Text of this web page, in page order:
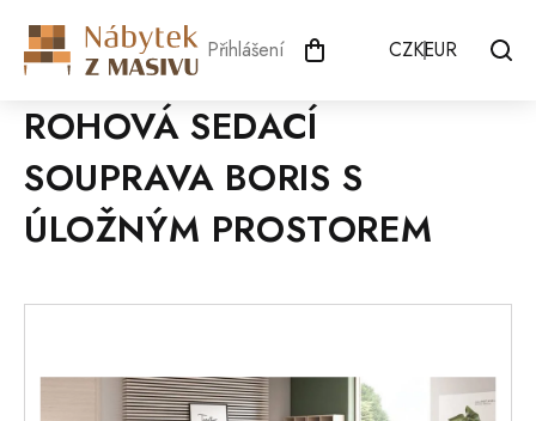
obsah
Přihlášení CZKEUR
ROHOVÁ SEDACÍ
SOUPRAVA BORIS S
ÚLOŽNÝM PROSTOREM